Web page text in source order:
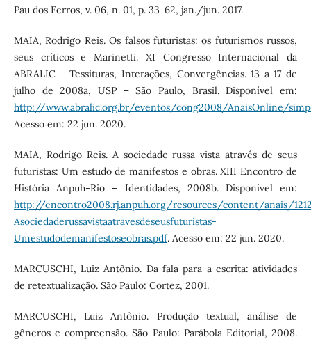
Pau dos Ferros, v. 06, n. 01, p. 33-62, jan./jun. 2017.
MAIA, Rodrigo Reis. Os falsos futuristas: os futurismos russos,
seus críticos e Marinetti. XI Congresso Internacional da
ABRALIC - Tessituras, Interações, Convergências. 13 a 17 de
julho de 2008a, USP – São Paulo, Brasil. Disponível em:
http://www.abralic.org.br/eventos/cong2008/AnaisOnline/
Acesso em: 22 jun. 2020.
MAIA, Rodrigo Reis. A sociedade russa vista através de seus
futuristas: Um estudo de manifestos e obras. XIII Encontro de
História Anpuh-Rio – Identidades, 2008b. Disponível em:
http://encontro2008.rj.anpuh.org/resources/content/anais/
Asociedaderussavistaatravesdeseusfuturistas-
Umestudodemanifestoseobras.pdf. Acesso em: 22 jun. 2020.
MARCUSCHI, Luiz Antônio. Da fala para a escrita: atividades
de retextualização. São Paulo: Cortez, 2001.
MARCUSCHI, Luiz Antônio. Produção textual, análise de
gêneros e compreensão. São Paulo: Parábola Editorial, 2008.